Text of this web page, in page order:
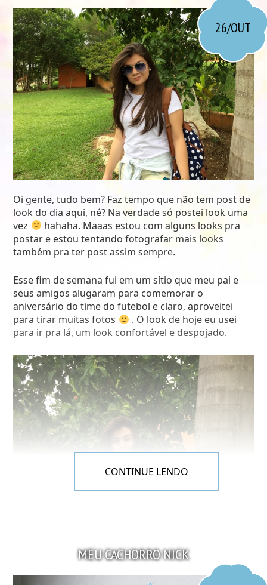
LOOK DO DIA
MORANDO JUNTOS
ORGANIZAÇÃO
PLAYLISTS
VIAGENS
VÍDEOS
26/OUT
Oi gente, tudo bem? Faz tempo que não tem post de
look do dia aqui, né? Na verdade só postei look uma
vez
hahaha. Maaas estou com alguns looks pra
postar e estou tentando fotografar mais looks
também pra ter post assim sempre.
Esse fim de semana fui em um sítio que meu pai e
seus amigos alugaram para comemorar o
aniversário do time do futebol e claro, aproveitei
para tirar muitas fotos
. O look de hoje eu usei
para ir pra lá, um look confortável e despojado.
CONTINUE LENDO
MEU CACHORRO NICK